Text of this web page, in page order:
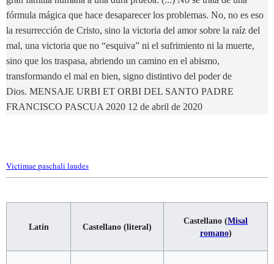
fórmula mágica que hace desaparecer los problemas. No, no es eso
la resurrección de Cristo, sino la victoria del amor sobre la raíz del
mal, una victoria que no “esquiva” ni el sufrimiento ni la muerte,
sino que los traspasa, abriendo un camino en el abismo,
transformando el mal en bien, signo distintivo del poder de
Dios. MENSAJE URBI ET ORBI DEL SANTO PADRE
FRANCISCO PASCUA 2020 12 de abril de 2020
Victimae paschali laudes
Latín Castellano (literal)
Castellano (Misal
romano)